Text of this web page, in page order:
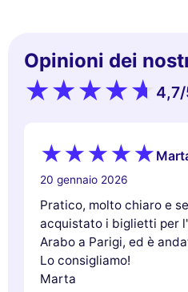
Opinioni dei
4,7
20 gennaio 2026
Pratico, molto chiaro e
acquistato i biglietti per
Arabo a Parigi, ed è
Lo consigliamo!
Marta